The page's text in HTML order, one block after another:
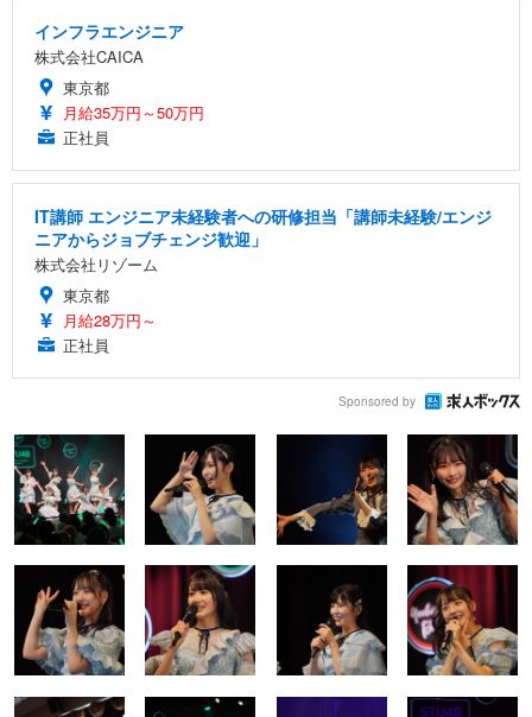
インフラエンジニア
株式会社CAICA
東京都
月給35万円～50万円
正社員
IT講師 エンジニア未経験者への研修担当「講師未経験/エンジ
ニアからジョブチェンジ歓迎」
株式会社リゾーム
東京都
月給28万円～
正社員
Sponsored by